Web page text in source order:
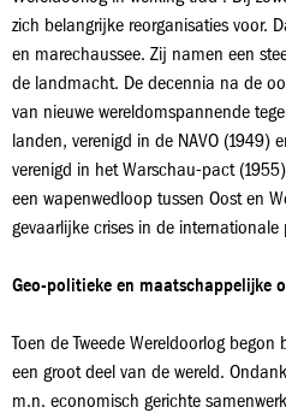
zich belangrijke reorganisaties voor.
en marechaussee. Zij namen een
de landmacht. De decennia na de
van nieuwe wereldomspannende
landen, verenigd in de NAVO (1949)
verenigd in het Warschau-pact
een wapenwedloop tussen Oost en
gevaarlijke crises in de internationale
Geo-politieke en maatschappelijke
Toen de Tweede Wereldoorlog
een groot deel van de wereld.
m.n. economisch gerichte